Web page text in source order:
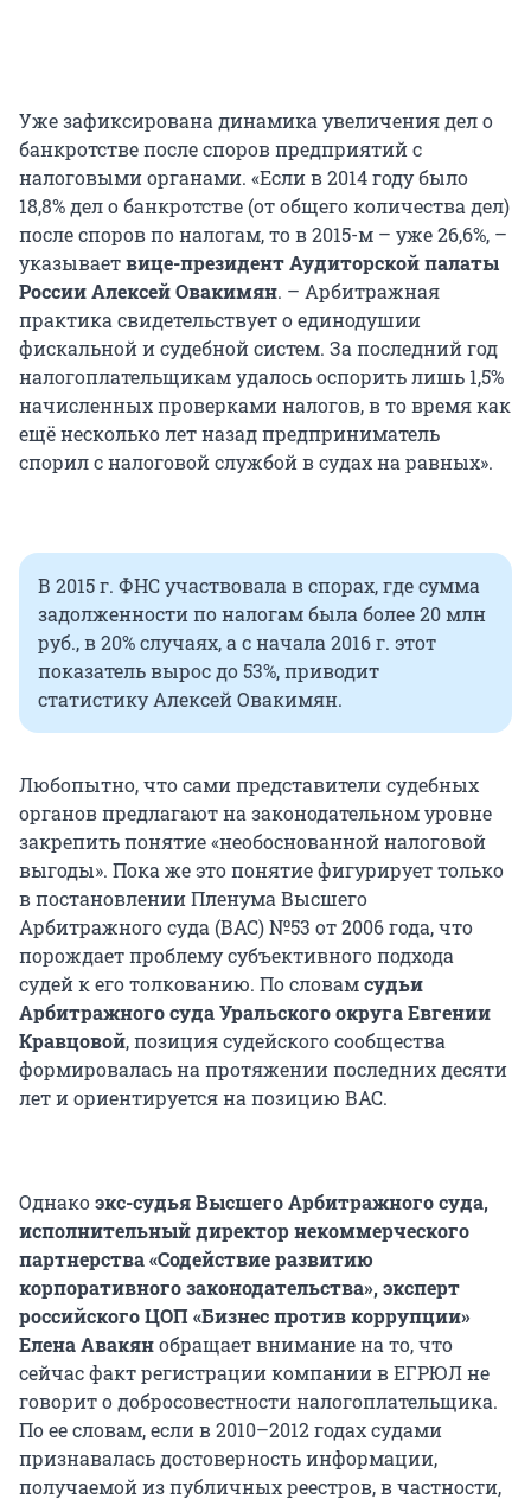
Уже зафиксирована динамика увеличения дел о
банкротстве после споров предприятий с
налоговыми органами. «Если в 2014 году было
18,8% дел о банкротстве (от общего количества дел)
после споров по налогам, то в 2015-м – уже 26,6%, –
указываетвице-президент Аудиторской палаты
России Алексей Овакимян. – Арбитражная
практика свидетельствует о единодушии
фискальной и судебной систем. За последний год
налогоплательщикам удалось оспорить лишь 1,5%
начисленных проверками налогов, в то время как
ещё несколько лет назад предприниматель
спорил с налоговой службой в судах на равных».
В 2015 г. ФНС участвовала в спорах, где сумма
задолженности по налогам была более 20 млн
руб., в 20% случаях, а с начала 2016 г. этот
показатель вырос до 53%, приводит
статистику Алексей Овакимян.
Любопытно, что сами представители судебных
органов предлагают на законодательном уровне
закрепить понятие «необоснованной налоговой
выгоды». Пока же это понятие фигурирует только
в постановлении Пленума Высшего
Арбитражного суда (ВАС) №53 от 2006 года, что
порождает проблему субъективного подхода
судей к его толкованию. По словамсудьи
Арбитражного суда Уральского округа Евгении
Кравцовой, позиция судейского сообщества
формировалась на протяжении последних десяти
лет и ориентируется на позицию ВАС.
Однакоэкс-судья Высшего Арбитражного суда,
исполнительный директор некоммерческого
партнерства «Содействие развитию
корпоративного законодательства», эксперт
российского ЦОП «Бизнес против коррупции»
Елена Авакянобращает внимание на то, что
сейчас факт регистрации компании в ЕГРЮЛ не
говорит о добросовестности налогоплательщика.
По ее словам, если в 2010–2012 годах судами
признавалась достоверность информации,
получаемой из публичных реестров, в частности,